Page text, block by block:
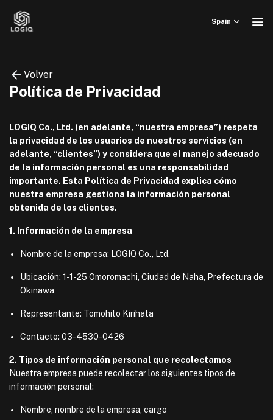
Spain
Volver
Política de Privacidad
LOGIQ Co., Ltd. (en adelante, “nuestra empresa”) respeta
la privacidad de los usuarios de nuestros servicios (en
adelante, “clientes”) y considera que el manejo adecuado
de la información personal es una responsabilidad
importante. Esta Política de Privacidad explica cómo
nuestra empresa gestiona la información personal
obtenida de los clientes.
1. Información de la empresa
Nombre de la empresa: LOGIQ Co., Ltd.
Ubicación: 1-1-25 Omoromachi, Ciudad de Naha, Prefectura de
Okinawa
Representante: Tomohito Kirihata
Contacto: 03-4530-0426
2. Tipos de información personal que recolectamos
Nuestra empresa puede recolectar los siguientes tipos de
información personal:
Nombre, nombre de la empresa, cargo